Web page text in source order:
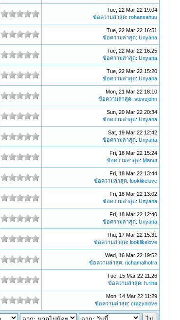
Tue, 22 Mar 22 19:04
ข้อความล่าสุด: rohansahuu
Tue, 22 Mar 22 16:51
ข้อความล่าสุด: Unyana
Tue, 22 Mar 22 16:25
ข้อความล่าสุด: Unyana
Tue, 22 Mar 22 15:20
ข้อความล่าสุด: Unyana
Mon, 21 Mar 22 18:10
ข้อความล่าสุด: stevejohn
Sun, 20 Mar 22 20:34
ข้อความล่าสุด: Unyana
Sat, 19 Mar 22 12:42
ข้อความล่าสุด: Unyana
Fri, 18 Mar 22 15:24
ข้อความล่าสุด: Manut
Fri, 18 Mar 22 13:44
ข้อความล่าสุด: looklikelove
Fri, 18 Mar 22 13:02
ข้อความล่าสุด: Unyana
Fri, 18 Mar 22 12:40
ข้อความล่าสุด: Unyana
Thu, 17 Mar 22 15:31
ข้อความล่าสุด: looklikelove
Wed, 16 Mar 22 19:52
ข้อความล่าสุด: richamalhotra
Tue, 15 Mar 22 11:26
ข้อความล่าสุด: h.rina
Mon, 14 Mar 22 11:29
ข้อความล่าสุด: crazynlove